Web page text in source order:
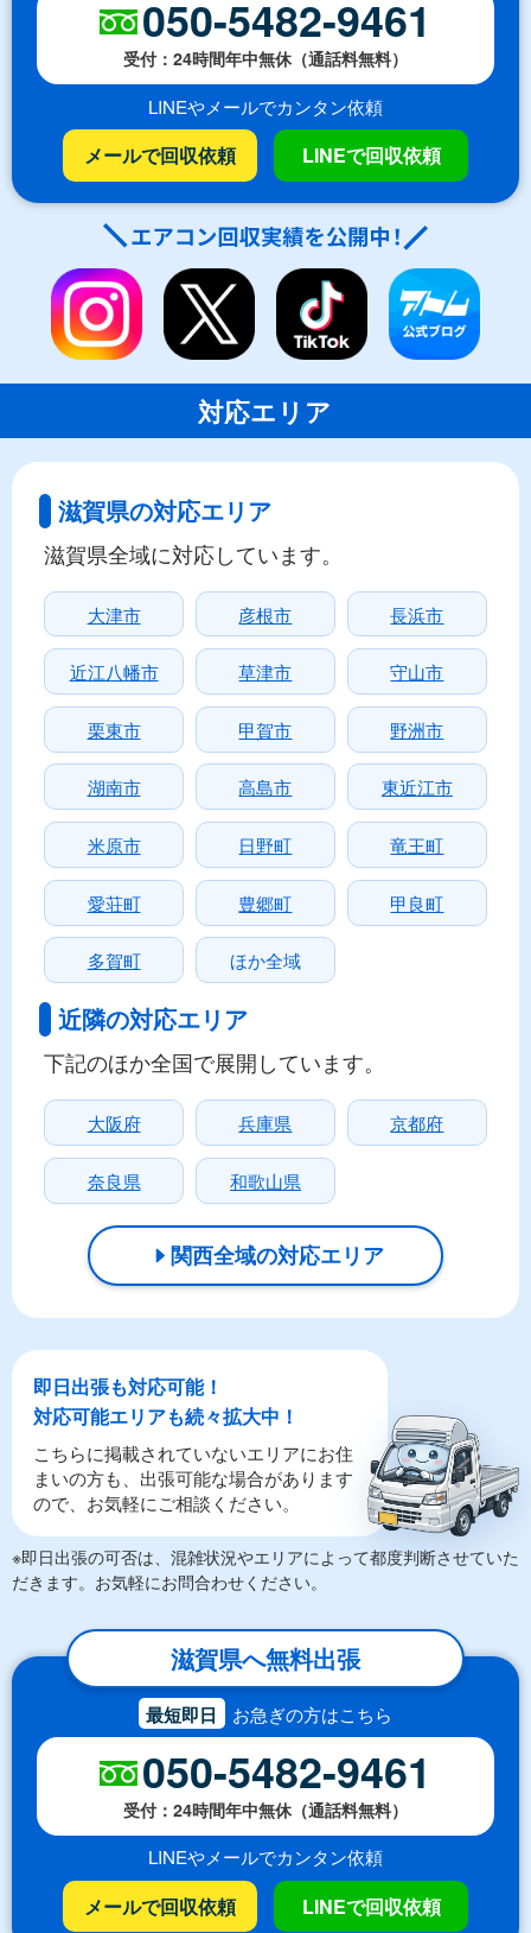
050-5482-9461
受付：24時間年中無休（通話料無料）
LINEやメールでカンタン依頼
メールで回収依頼 LINEで回収依頼
対応エリア
滋賀県の対応エリア
滋賀県全域に対応しています。
大津市 彦根市 長浜市
近江八幡市 草津市 守山市
栗東市 甲賀市 野洲市
湖南市 高島市 東近江市
米原市 日野町 竜王町
愛荘町 豊郷町 甲良町
多賀町 ほか全域
近隣の対応エリア
下記のほか全国で展開しています。
大阪府 兵庫県 京都府
奈良県 和歌山県
関西全域の対応エリア
即日出張も対応可能！
対応可能エリアも続々拡大中！
こちらに掲載されていないエリアにお住
まいの方も、出張可能な場合があります
ので、お気軽にご相談ください。
※即日出張の可否は、混雑状況やエリアによって都度判断させていた
だきます。お気軽にお問合わせください。
滋賀県へ無料出張
最短即日 お急ぎの方はこちら
050-5482-9461
受付：24時間年中無休（通話料無料）
LINEやメールでカンタン依頼
メールで回収依頼 LINEで回収依頼